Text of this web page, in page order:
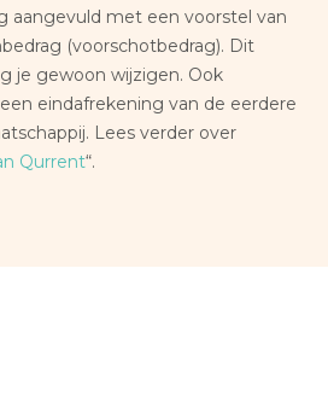
aangevuld met een voorstel van
(voorschotbedrag). Dit
je gewoon wijzigen. Ook
eindafrekening van de eerdere
Lees verder over
Qurrent“.